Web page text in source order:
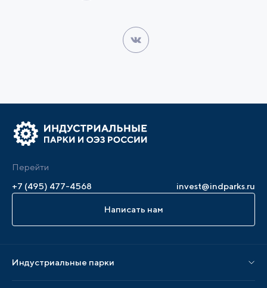
Перейти
+7 (495) 477-4568
invest@indparks.ru
Написать нам
Индустриальные парки